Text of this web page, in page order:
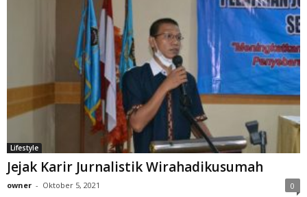
Lifestyle
Jejak Karir Jurnalistik Wirahadikusumah
owner - Oktober 5, 2021 0